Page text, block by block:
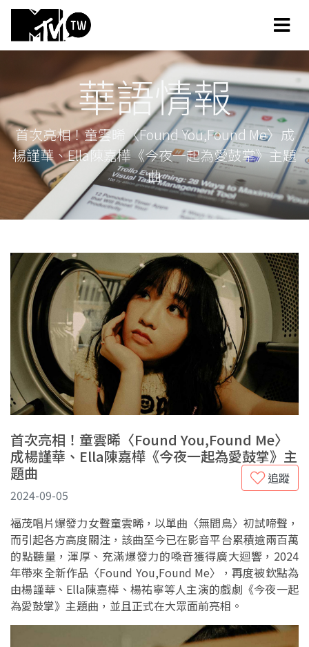
華語情報
首次亮相！童雲晞〈Found You,Found Me〉成
楊謹華、Ella陳嘉樺《今夜一起為愛鼓掌》主題
曲
首次亮相！童雲晞〈Found You,Found Me〉
成楊謹華、Ella陳嘉樺《今夜一起為愛鼓掌》主
題曲
追蹤
2024-09-05
福茂唱片爆發力女聲童雲晞，以單曲〈無間鳥〉初試啼聲，
而引起各方高度關注，該曲至今已在影音平台累積逾兩百萬
的點聽量，渾厚、充滿爆發力的嗓音獲得廣大迴響，2024
年帶來全新作品〈Found You,Found Me〉，再度被欽點為
由楊謹華、Ella陳嘉樺、楊祐寧等人主演的戲劇《今夜一起
為愛鼓掌》主題曲，並且正式在大眾面前亮相。